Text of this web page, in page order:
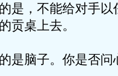
是，不能给对手
贡桌上去。
是脑子。你是否问